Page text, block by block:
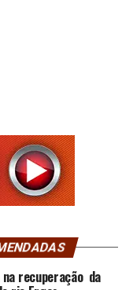
na recuperação da